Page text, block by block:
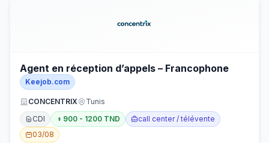
Agent en réception d’appels – Francophone
Keejob.com
CONCENTRIX
Tunis
CDI
900 - 1200 TND
call center / télévente
03/08